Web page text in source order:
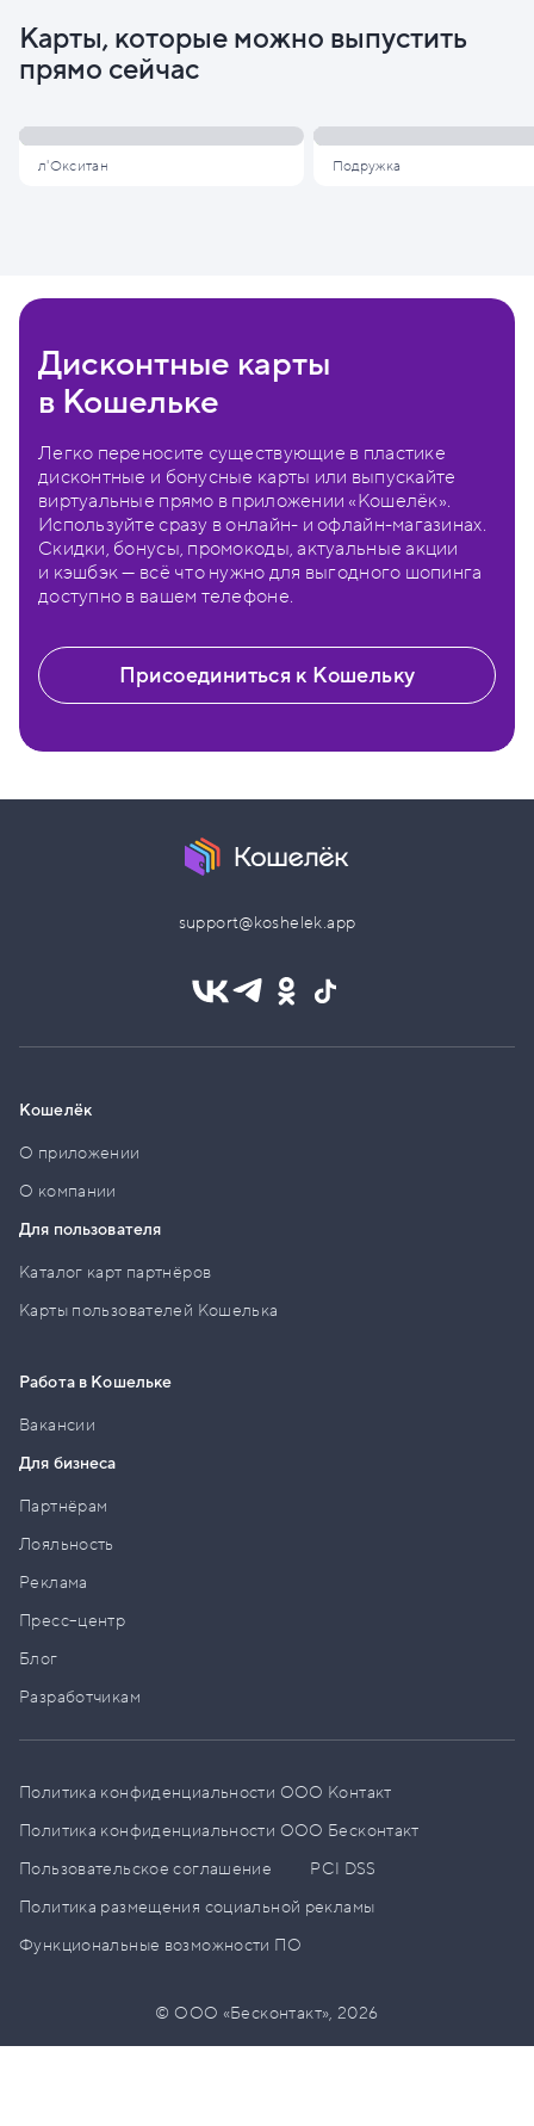
Карты, которые можно выпустить
прямо сейчас
л'Окситан Подружка
Дисконтные карты
в Кошельке
Легко переносите существующие в пластике
дисконтные и бонусные карты или выпускайте
виртуальные прямо в приложении «Кошелёк».
Используйте сразу в онлайн- и офлайн-магазинах.
Скидки, бонусы, промокоды, актуальные акции
и кэшбэк — всё что нужно для выгодного шопинга
доступно в вашем телефоне.
Присоединиться к Кошельку
support@koshelek.app
Кошелёк
О приложении
О компании
Для пользователя
Каталог карт партнёров
Карты пользователей Кошелька
Работа в Кошельке
Вакансии
Для бизнеса
Партнёрам
Лояльность
Реклама
Пресс–центр
Блог
Разработчикам
Политика конфиденциальности ООО Контакт
Политика конфиденциальности ООО Бесконтакт
Пользовательское соглашение
PCI DSS
Политика размещения социальной рекламы
Функциональные возможности ПО
© ООО «Бесконтакт»,2026